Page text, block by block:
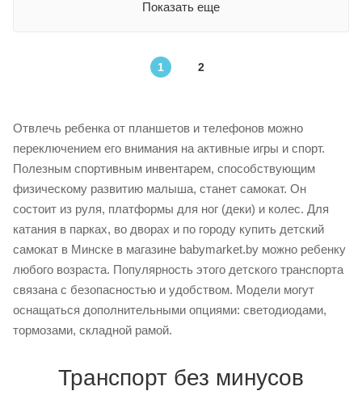
Показать еще
1 2
Отвлечь ребенка от планшетов и телефонов можно
переключением его внимания на активные игры и спорт.
Полезным спортивным инвентарем, способствующим
физическому развитию малыша, станет самокат. Он
состоит из руля, платформы для ног (деки) и колес. Для
катания в парках, во дворах и по городу купить детский
самокат в Минске в магазине babymarket.by можно ребенку
любого возраста. Популярность этого детского транспорта
связана с безопасностью и удобством. Модели могут
оснащаться дополнительными опциями: светодиодами,
тормозами, складной рамой.
Транспорт без минусов